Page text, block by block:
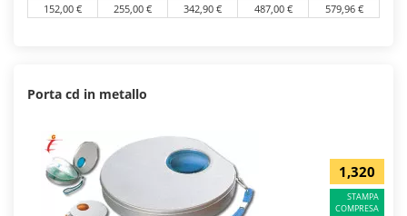
152,00 €
255,00 € 342,90 € 487,00 € 579,96 €
Porta cd in metallo
1,320
STAMPA
COMPRESA